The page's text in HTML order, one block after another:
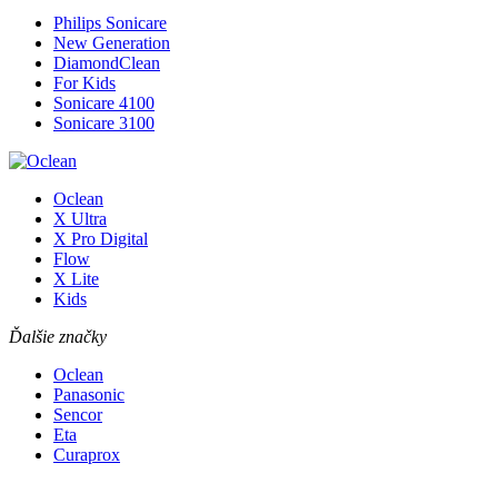
Philips Sonicare
New Generation
DiamondClean
For Kids
Sonicare 4100
Sonicare 3100
Oclean
X Ultra
X Pro Digital
Flow
X Lite
Kids
Ďalšie značky
Oclean
Panasonic
Sencor
Eta
Curaprox